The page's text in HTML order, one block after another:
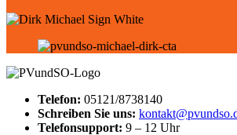
Telefon: 05121/8738140
Schreiben Sie uns:
Telefonsupport: 9 – 12 Uhr